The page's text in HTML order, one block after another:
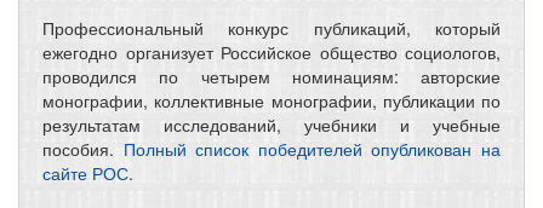
Профессиональный конкурс публикаций, который
ежегодно организует Российское общество социологов,
проводился по четырем номинациям: авторские
монографии, коллективные монографии, публикации по
результатам исследований, учебники и учебные
пособия. Полный список победителей опубликован на
сайте РОС.